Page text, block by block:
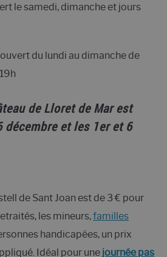
le samedi, dimanche et jours
ouvert du lundi au dimanche de
de Lloret de Mar est
décembre et les 1er et 6
de Sant Joan est de 3 € pour
les mineurs,familles
handicapées, un prix
Idéal pour une journée pas